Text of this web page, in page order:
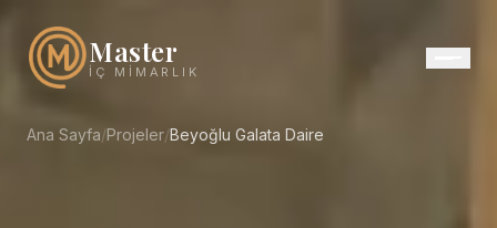
Master
İÇ MIMARLIK
Ana Sayfa/Projeler/Beyoğlu Galata Daire